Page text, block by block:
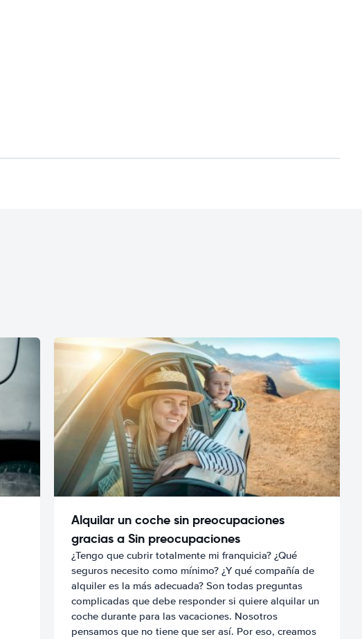
Alquilar un coche sin preocupaciones
gracias a Sin preocupaciones
¿Tengo que cubrir totalmente mi franquicia? ¿Qué
seguros necesito como mínimo? ¿Y qué compañía de
alquiler es la más adecuada? Son todas preguntas
complicadas que debe responder si quiere alquilar un
coche durante para las vacaciones. Nosotros
pensamos que no tiene que ser así. Por eso, creamos